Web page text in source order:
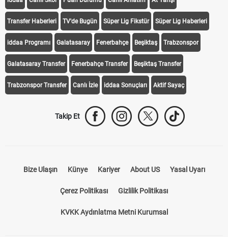
Transfer Haberleri TV'de Bugün Süper Lig Fikstür Süper Lig Haberleri
iddaa Programı Galatasaray Fenerbahçe Beşiktaş Trabzonspor
Galatasaray Transfer Fenerbahçe Transfer Beşiktaş Transfer
Trabzonspor Transfer Canlı İzle iddaa Sonuçları Aktif Sayaç
Takip Et
Bize Ulaşın Künye Kariyer About US Yasal Uyarı
Çerez Politikası Gizlilik Politikası
KVKK Aydınlatma Metni Kurumsal